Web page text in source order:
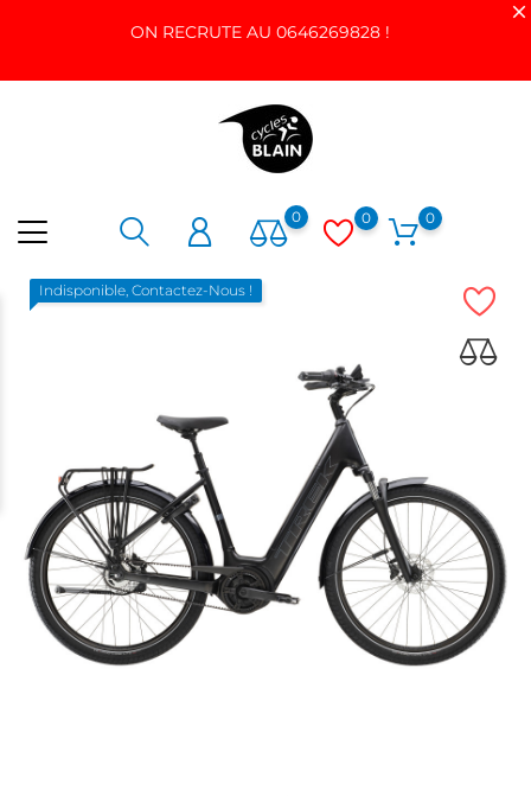
ON RECRUTE AU 0646269828 !
0 0 0
Indisponible, Contactez-Nous !